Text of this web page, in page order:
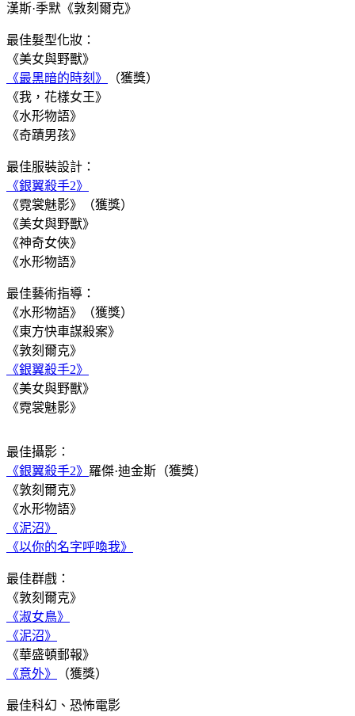
漢斯·季默《敦刻爾克》
最佳髮型化妝：
《美女與野獸》
《最黑暗的時刻》
（獲獎）
《我，花樣女王》
《水形物語》
《奇蹟男孩》
最佳服裝設計：
《銀翼殺手2》
《霓裳魅影》（獲獎）
《美女與野獸》
《神奇女俠》
《水形物語》
最佳藝術指導：
《水形物語》（獲獎）
《東方快車謀殺案》
《敦刻爾克》
《銀翼殺手2》
《美女與野獸》
《霓裳魅影》
最佳攝影：
《銀翼殺手2》 羅傑·迪金斯（獲獎）
《敦刻爾克》
《水形物語》
《泥沼》
《以你的名字呼喚我》
最佳群戲：
《敦刻爾克》
《淑女鳥》
《泥沼》
《華盛頓郵報》
《意外》
（獲獎）
最佳科幻、恐怖電影